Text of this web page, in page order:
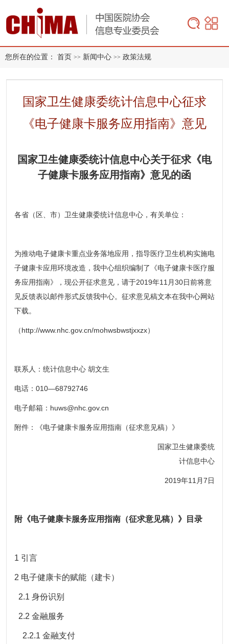
您所在的位置： 首页 >> 新闻中心 >> 政策法规
国家卫生健康委统计信息中心征求
《电子健康卡服务应用指南》意见
国家卫生健康委统计信息中心关于征求 《电
子健康卡服务应用指南》意见的函
各省（区、市）卫生健康委统计信息中心，有关单位：
为推动电子健康卡重点业务落地应用，指导医疗卫生机构实施电
子健康卡应用环境改造，我中心组织编制了《电子健康卡医疗服
务应用指南》，现公开征求意见，请于2019年11月30日前将意
见反馈表以邮件形式反馈我中心。征求意见稿文本在我中心网站
下载。
（http://www.nhc.gov.cn/mohwsbwstjxxzx）
联系人：统计信息中心 胡文生
电话：010—68792746
电子邮箱：huws@nhc.gov.cn
附件：《电子健康卡服务应用指南（征求意见稿）》
国家卫生健康委统
计信息中心
2019年11月7日
附《电子健康卡服务应用指南（征求意见稿）》目录
1 引言
2 电子健康卡的赋能（建卡）
2.1 身份识别
2.2 金融服务
2.2.1 金融支付